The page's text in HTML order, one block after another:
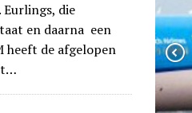
die
en daarna een
heeft de afgelopen